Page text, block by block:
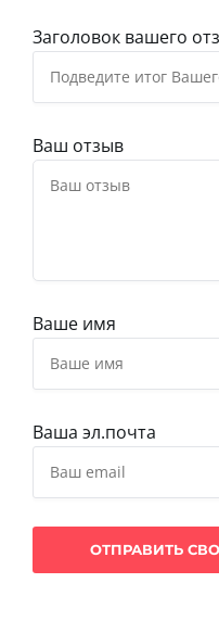
Заголовок вашего
Ваш отзыв
Ваше имя
Ваша эл.почта